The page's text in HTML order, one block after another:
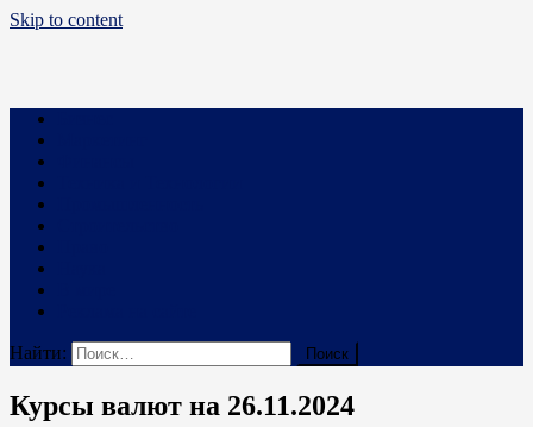
Skip to content
Business PRO
Новости про бизнес и не только
Найти:
Курсы валют на 26.11.2024